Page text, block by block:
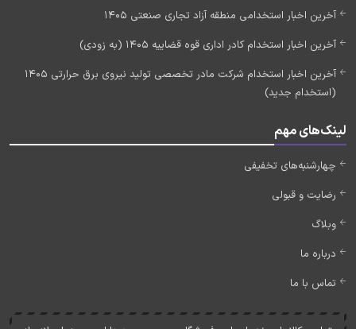
آخرین اخبار استخدامی منطقه آزاد تجاری صنعتی 1405
آخرین اخبار استخدام کادر اداری قوه قضاییه 1405 (به زودی)
آخرین اخبار استخدام شرکت مادر تخصصی تولید نیروی برق حرارتی 1405
(استخدام جدید)
لینک‌های مهم
چهارشنبه‌های تخفیفی
رضایت و قبولی
وبلاگ
درباره ما
تماس با ما